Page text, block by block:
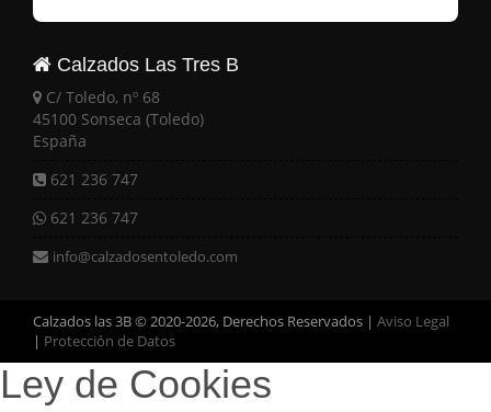
Calzados Las Tres B
C/ Toledo, nº 68
45100 Sonseca (Toledo)
España
621 236 747
621 236 747
info@calzadosentoledo.com
Calzados las 3B © 2020-2026, Derechos Reservados | Aviso Legal
| Protección de Datos
Ley de Cookies